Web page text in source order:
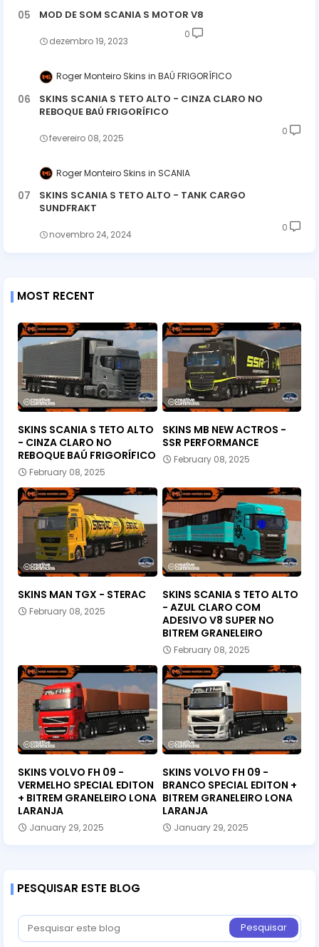
MOD DE SOM SCANIA S MOTOR V8
dezembro 19, 2023
0
Roger Monteiro Skins BAÚ FRIGORÍFICO
SKINS SCANIA S TETO ALTO - CINZA CLARO NO
REBOQUE BAÚ FRIGORÍFICO
fevereiro 08, 2025
0
Roger Monteiro Skins SCANIA
SKINS SCANIA S TETO ALTO - TANK CARGO
SUNDFRAKT
novembro 24, 2024
0
MOST RECENT
SKINS SCANIA S TETO ALTO
- CINZA CLARO NO
REBOQUE BAÚ FRIGORÍFICO
February 08, 2025
SKINS MB NEW ACTROS -
SSR PERFORMANCE
February 08, 2025
SKINS MAN TGX - STERAC
February 08, 2025
SKINS SCANIA S TETO ALTO
- AZUL CLARO COM
ADESIVO V8 SUPER NO
BITREM GRANELEIRO
February 08, 2025
SKINS VOLVO FH 09 -
VERMELHO SPECIAL EDITON
+ BITREM GRANELEIRO LONA
LARANJA
January 29, 2025
SKINS VOLVO FH 09 -
BRANCO SPECIAL EDITON +
BITREM GRANELEIRO LONA
LARANJA
January 29, 2025
PESQUISAR ESTE BLOG